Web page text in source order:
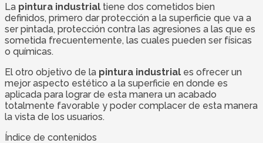
La pintura industrial tiene dos cometidos bien
definidos, primero dar protección a la superficie que va a
ser pintada, protección contra las agresiones a las que es
sometida frecuentemente, las cuales pueden ser físicas
o químicas.
El otro objetivo de la pintura industrial es ofrecer un
mejor aspecto estético a la superficie en donde es
aplicada para lograr de esta manera un acabado
totalmente favorable y poder complacer de esta manera
la vista de los usuarios.
Índice de contenidos